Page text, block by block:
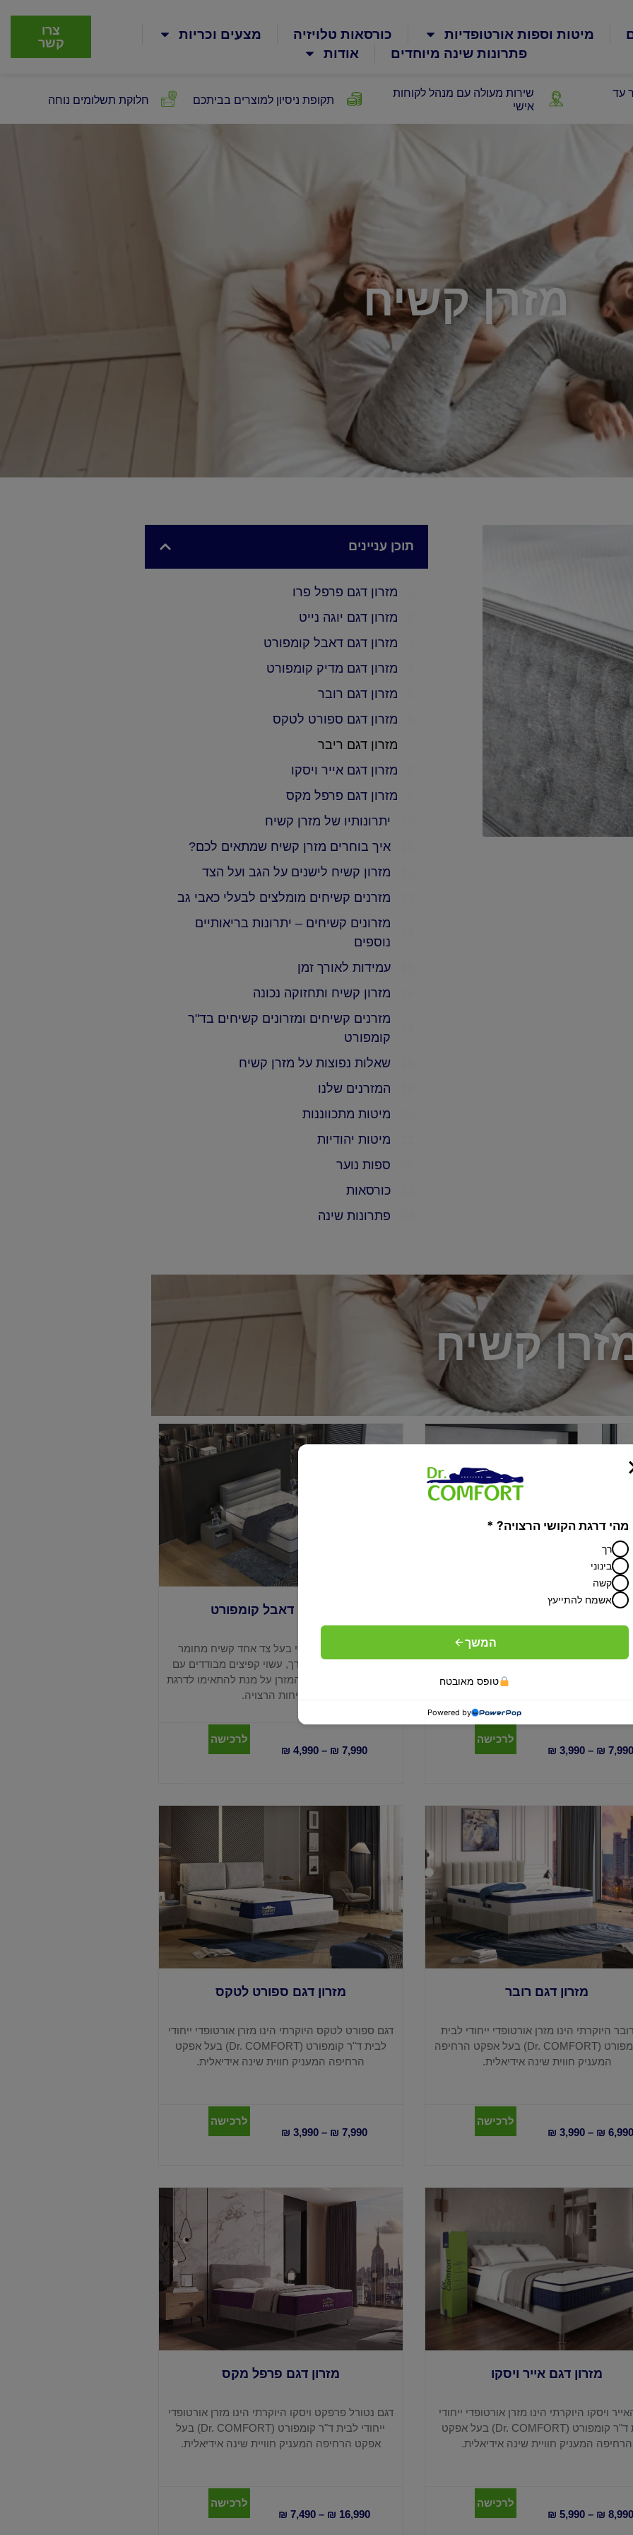
מיטות וספות אורטופדיות כורסאות טלויזיה
מצעים וכריות
פתרונות שינה מיוחדים
אודות
צרו
קשר
עד
שירות מעולה עם מנהל לקוחות
אישי
תקופת ניסיון למוצרים בביתכם חלוקת תשלומים נוחה
מזרן קשיח
תוכן עניינים
מזרון דגם פרפל פרו
מזרון דגם יוגה נייט
מזרון דגם דאבל קומפורט
מזרון דגם מדיק קומפורט
מזרון דגם רובר
מזרון דגם ספורט לטקס
מזרון דגם ריבר
מזרון דגם אייר ויסקו
מזרון דגם פרפל מקס
יתרונותיו של מזרן קשיח
איך בוחרים מזרן קשיח שמתאים לכם?
מזרון קשיח לישנים על הגב ועל הצד
מזרנים קשיחים מומלצים לבעלי כאבי גב
מזרונים קשיחים – יתרונות בריאותיים
נוספים
עמידות לאורך זמן
מזרון קשיח ותחזוקה נכונה
מזרנים קשיחים ומזרונים קשיחים בד"ר
קומפורט
שאלות נפוצות על מזרן קשיח
המזרנים שלנו
מיטות מתכווננות
מיטות יהודיות
ספות נוער
כורסאות
פתרונות שינה
קשיח
מזרון דגם יוגה נייט
₪ 3,990 – ₪ 7,990
לרכישה
מזרון דגם דאבל קומפורט
מזרן אורטופדי ייחודי בעל צד אחד קשיח מחומר
פולימרי והצד האחר רך, עשוי קפיצים מבודדים עם
ויסקו. ניתן להפוך את המזרן על מנת להתאימו לדרגת
הקשיחות הרצויה.
₪ 4,990 – ₪ 7,990
לרכישה
מזרון דגם רובר
היוקרתי הינו מזרן אורטופדי ייחודי לבית
ד"ר קומפורט (Dr. COMFORT) בעל אפקט הרחיפה
המעניק חווית שינה אידיאלית.
₪ 3,990 – ₪ 6,990
לרכישה
מזרון דגם ספורט לטקס
דגם ספורט לטקס היוקרתי הינו מזרן אורטופדי ייחודי
לבית ד"ר קומפורט (Dr. COMFORT) בעל אפקט
הרחיפה המעניק חווית שינה אידיאלית.
₪ 3,990 – ₪ 7,990
לרכישה
מזרון דגם אייר ויסקו
ויסקו היוקרתי הינו מזרן אורטופדי ייחודי
לבית ד"ר קומפורט (Dr. COMFORT) בעל אפקט
הרחיפה המעניק חוויית שינה אידיאלית.
₪ 5,990 – ₪ 8,990
לרכישה
מזרון דגם פרפל מקס
דגם נטורל פרפקט ויסקו היוקרתי הינו מזרן אורטופדי
ייחודי לבית ד"ר קומפורט (Dr. COMFORT) בעל
אפקט הרחיפה המעניק חוויית שינה אידיאלית.
₪ 7,490 – ₪ 16,990
לרכישה
מהי דרגת הקושי הרצויה? *
רך
בינוני
קשה
אשמח להתייעץ
המשך
טופס מאובטח
Powered by